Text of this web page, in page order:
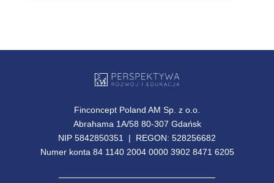
Finconcept Poland AM Sp. z o.o.
Abrahama 1A/58 80-307 Gdańsk
NIP 5842850351 | REGON: 528256682
Numer konta 84 1140 2004 0000 3902 8471 6205